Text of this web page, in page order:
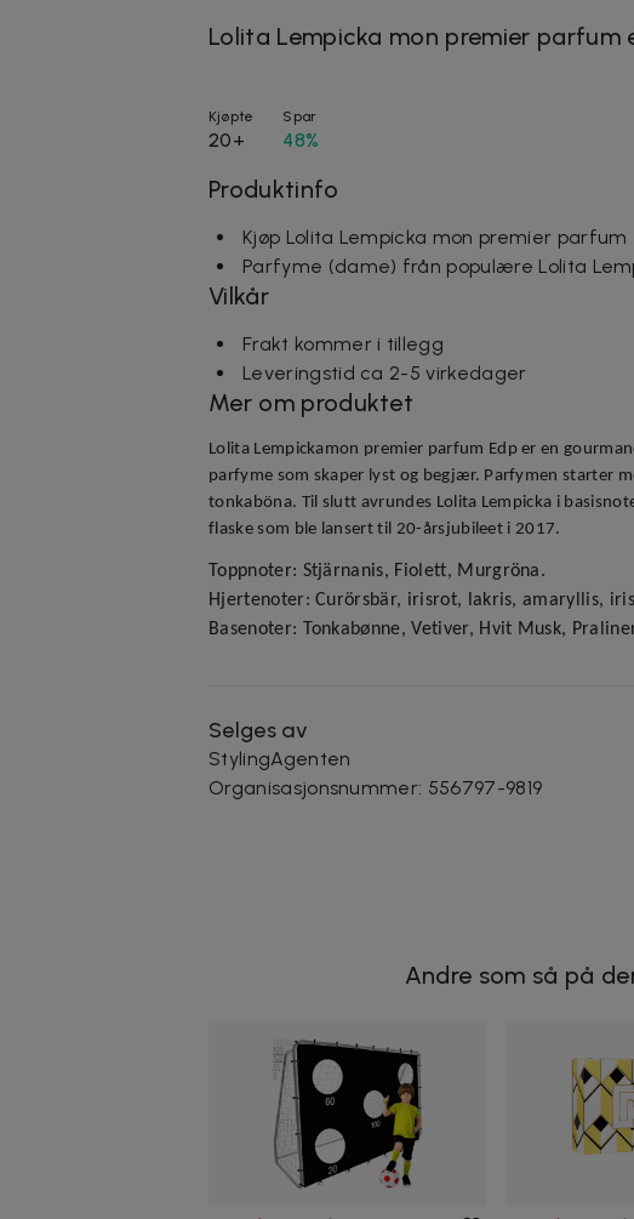
Lolita Lempicka mon premier parfum
Kjøpte
20+
Spar
48%
Produktinfo
Kjøp Lolita Lempicka mon premier parfum
Parfyme (dame) från populære Lolita
Vilkår
Frakt kommer i tillegg
Leveringstid ca 2-5 virkedager
Mer om produktet
Lolita Lempickamon premier parfum Edp er en
parfyme som skaper lyst og begjær. Parfymen starter
tonkaböna. Til slutt avrundes Lolita Lempicka i
flaske som ble lansert til 20-årsjubileet i 2017.
Toppnoter: Stjärnanis, Fiolett, Murgröna.
Hjertenoter: Curörsbär, irisrot, lakris, amaryllis,
Basenoter: Tonkabønne, Vetiver, Hvit Musk,
Selges av
StylingAgenten
Organisasjonsnummer: 556797-9819
Andre som så på